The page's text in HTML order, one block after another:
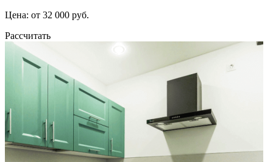
Цена: от 32 000 руб.
Рассчитать